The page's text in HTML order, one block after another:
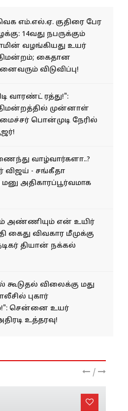
எம்.எல்.ஏ. குதிரை பேர
14வது நபருக்கும்
வழங்கியது உயர்
கைதான
விடுவிப்பு!
வாரண்ட் ரத்து!":
முன்னாள்
பொன்முடி நேரில்
இணைந்து
முதலமைச்சர்
- சங்கீதா "விவாகரத்து
அண்ணியும்
உயிர் டா!": உதயநிதி
பதிலடி!
கூடுதல் விலைக்கு மது
புகார்
/